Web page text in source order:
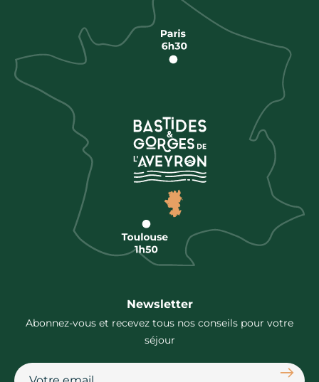
Newsletter
Abonnez-vous et recevez tous nos conseils pour votre
séjour